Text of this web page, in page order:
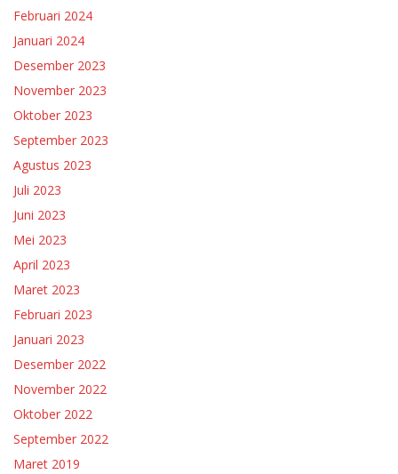
Februari 2024
Januari 2024
Desember 2023
November 2023
Oktober 2023
September 2023
Agustus 2023
Juli 2023
Juni 2023
Mei 2023
April 2023
Maret 2023
Februari 2023
Januari 2023
Desember 2022
November 2022
Oktober 2022
September 2022
Maret 2019